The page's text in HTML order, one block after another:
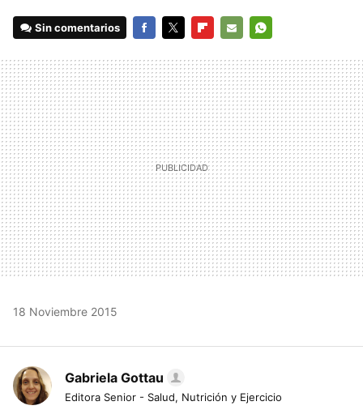
Sin comentarios
MAIL
18 Noviembre 2015
Gabriela Gottau
Editora Senior - Salud, Nutrición y Ejercicio